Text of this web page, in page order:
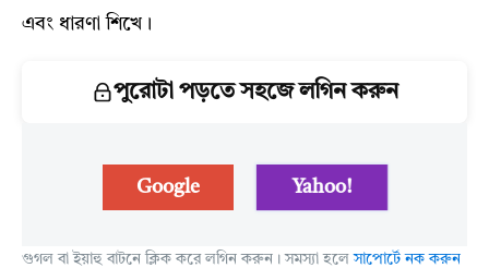
এবং ধারণা শিখে।
পুরোটা পড়তে সহজে লগিন করুন
Google Yahoo!
গুগল বা ইয়াহু বাটনে ক্লিক করে লগিন করুন। সমস্যা হলেসাপোর্টে নক করুন